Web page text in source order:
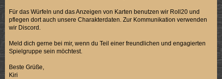
Für das Würfeln und das Anzeigen von Karten benutzen wir Roll20 und
pflegen dort auch unsere Charakterdaten. Zur Kommunikation verwenden
wir Discord.
Meld dich gerne bei mir, wenn du Teil einer freundlichen und engagierten
Spielgruppe sein möchtest.
Beste Grüße,
Kiri